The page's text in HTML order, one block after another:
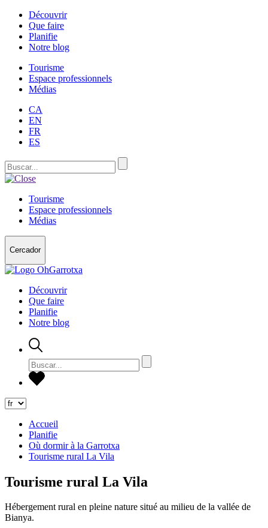
Découvrir
Que faire
Planifie
Notre blog
Tourisme
Espace professionnels
Médias
CA
EN
FR
ES
Tourisme
Espace professionnels
Médias
Cercador
Découvrir
Que faire
Planifie
Notre blog
Accueil
Planifie
Où dormir à la Garrotxa
Tourisme rural La Vila
Tourisme rural La Vila
Hébergement rural en pleine nature situé au milieu de la vallée de
Bianya.